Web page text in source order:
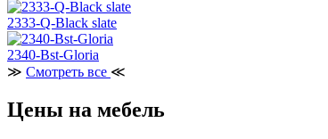
2333-Q-Black slate
2340-Bst-Gloria
≫ Смотреть все ≪
Цены на мебель